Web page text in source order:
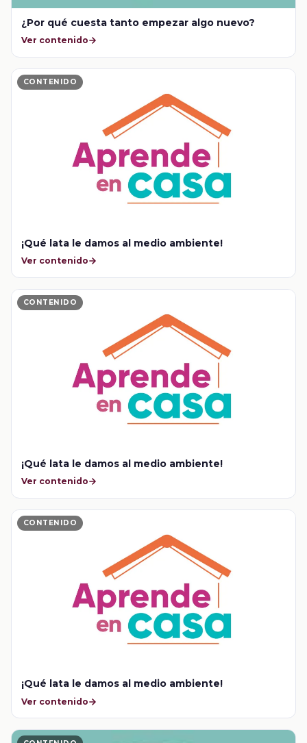
¿Por qué cuesta tanto empezar algo nuevo?
Ver contenido
CONTENIDO
¡Qué lata le damos al medio ambiente!
Ver contenido
CONTENIDO
¡Qué lata le damos al medio ambiente!
Ver contenido
CONTENIDO
¡Qué lata le damos al medio ambiente!
Ver contenido